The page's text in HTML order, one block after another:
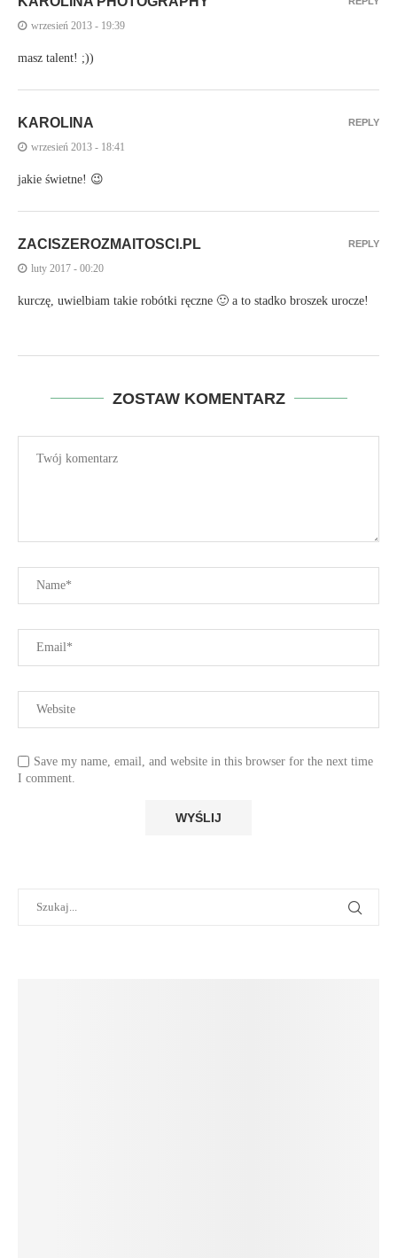
wrzesień 2013 - 19:39
masz talent! ;))
KAROLINA
wrzesień 2013 - 18:41
jakie świetne! 😉
REPLY
ZACISZEROZMAITOSCI.PL
luty 2017 - 00:20
kurczę, uwielbiam takie robótki ręczne 🙂 a to stadko broszek urocze!
REPLY
ZOSTAW KOMENTARZ
Save my name, email, and website in this browser for the next time
I comment.